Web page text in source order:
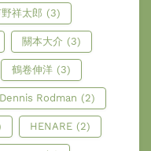
祥太郎 (3)
關本大介 (3)
鶴卷伸洋 (3)
Dennis Rodman (2)
HENARE (2)